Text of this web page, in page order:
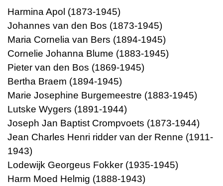
Harmina Apol (1873-1945)
Johannes van den Bos (1873-1945)
Maria Cornelia van Bers (1894-1945)
Cornelie Johanna Blume (1883-1945)
Pieter van den Bos (1869-1945)
Bertha Braem (1894-1945)
Marie Josephine Burgemeestre (1883-1945)
Lutske Wygers (1891-1944)
Joseph Jan Baptist Crompvoets (1873-1944)
Jean Charles Henri ridder van der Renne (1911-
1943)
Lodewijk Georgeus Fokker (1935-1945)
Harm Moed Helmig (1888-1943)